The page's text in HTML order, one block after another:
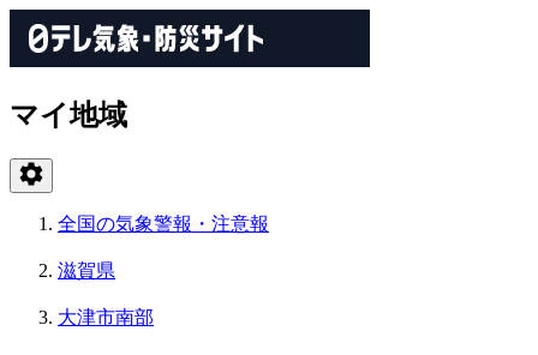
マイ地域
全国の気象警報・注意報
滋賀県
大津市南部